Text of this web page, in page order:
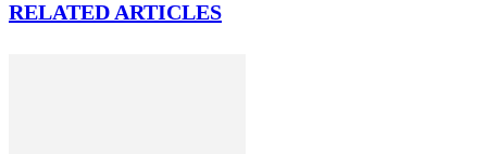
RELATED ARTICLES